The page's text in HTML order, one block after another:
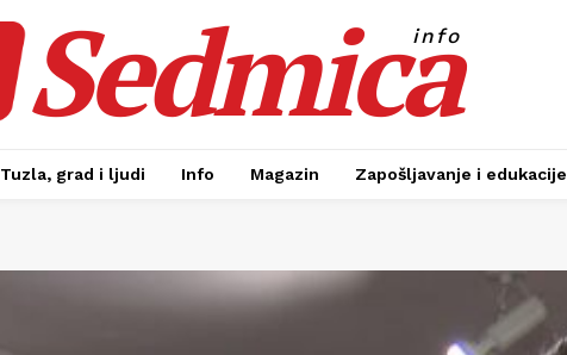
Sedmica
info
Tuzla, grad i ljudi Info Magazin Zapošljavanje i edukacije